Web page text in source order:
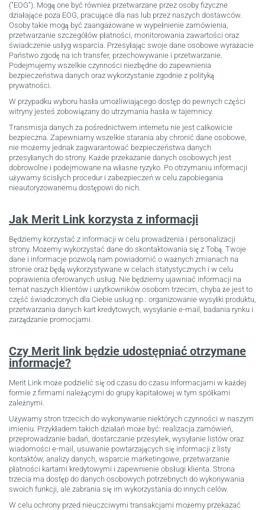
("EOG"). Mogą one być również przetwarzane przez osoby fizyczne
działające poza EOG, pracujące dla nas lub przez naszych dostawców.
Osoby takie mogą być zaangażowane w wypełnienie zamówienia,
przetwarzanie szczegółów płatności, monitorowania zawartości oraz
świadczenie usłyg wsparcia. Przesyłając swoje dane osobowe wyrażacie
Państwo zgodę na ich transfer, przechowywanie i przetwarzanie.
Podejmujemy wszelkie czynności niezbędne do zapewnienia
bezpieczeństwa danych oraz wykorzystanie zgodnie z polityką
prywatności.
W przypadku wyboru hasła umożliwiającego dostęp do pewnych części
witryny jesteś zobowiązany do utrzymania hasła w tajemnicy.
Transmisja danych za pośrednictwem internetu nie jest całkowicie
bezpieczna. Zapewniamy wszelkie starania aby chronić dane osobowe,
nie możemy jednak zagwarantować bezpieczeństwa danych
przesyłanych do strony. Każde przekazanie danych osobowych jest
dobrowolne i podejmowane na własne ryzyko. Po otrzymaniu informacji
używamy ścisłych procedur i zabezpieczeń w celu zapobiegania
nieautoryzowanemu dostępowi do nich.
Jak Merit Link korzysta z informacji
Będziemy korzystać z informacji w celu prowadzenia i personalizacji
strony. Możemy wykorzystać dane do skontaktowania się z Tobą. Twoje
dane i informacje pozwolą nam powiadomić o ważnych zmianach na
stronie oraz będą wykorzystywane w celach statystycznych i w celu
poprawienia oferowanych usług. Nie będziemy ujawniać informacji na
temat naszych klientów i użytkowników osobom trzecim, chyba że jest to
część świadczonych dla Ciebie usług np.: organizowanie wysyłki produktu,
przetwarzania danych kart kredytowych, wysyłanie e-mail, badania rynku i
zarządzanie promocjami.
Czy Merit link będzie udostępniać otrzymane
informacje?
Merit Link może podzielić się od czasu do czasu informacjami w każdej
formie z firmami należącymi do grupy kapitałowej w tym spółkami
zależnymi.
Używamy stron trzecich do wykonywanie niektórych czynności w naszym
imieniu. Przykładem takich działań może być: realizacja zamówień,
przeprowadzanie badań, dostarczanie przesyłek, wysyłanie listów oraz
wiadomości e-mail, usuwanie powtarzających się informacji z listy
kontaktów, analizy danych, wsparcie marketingowe, przetwarzanie
płatności kartami kredytowymi i zapewnienie obsługi klienta. Strona
trzecia ma dostęp do danych osobowych potrzebnych do wykonywania
swoich funkcji, ale zabrania się im wykorzystania do innych celów.
W celu ochrony przed nieuczciwymi transakcjami możemy przekazać